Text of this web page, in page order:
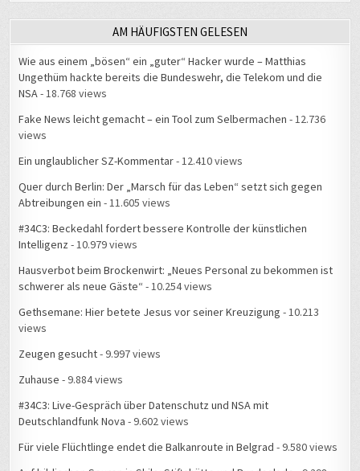
AM HÄUFIGSTEN GELESEN
Wie aus einem „bösen“ ein „guter“ Hacker wurde – Matthias
Ungethüm hackte bereits die Bundeswehr, die Telekom und die
NSA- 18.768 views
Fake News leicht gemacht – ein Tool zum Selbermachen - 12.736
views
Ein unglaublicher SZ-Kommentar- 12.410 views
Quer durch Berlin: Der „Marsch für das Leben“ setzt sich gegen
Abtreibungen ein - 11.605 views
#34C3: Beckedahl fordert bessere Kontrolle der künstlichen
Intelligenz - 10.979 views
Hausverbot beim Brockenwirt: „Neues Personal zu bekommen ist
schwerer als neue Gäste“ - 10.254 views
Gethsemane: Hier betete Jesus vor seiner Kreuzigung - 10.213
views
Zeugen gesucht- 9.997 views
Zuhause - 9.884 views
#34C3: Live-Gespräch über Datenschutz und NSA mit
Deutschlandfunk Nova - 9.602 views
Für viele Flüchtlinge endet die Balkanroute in Belgrad - 9.580 views